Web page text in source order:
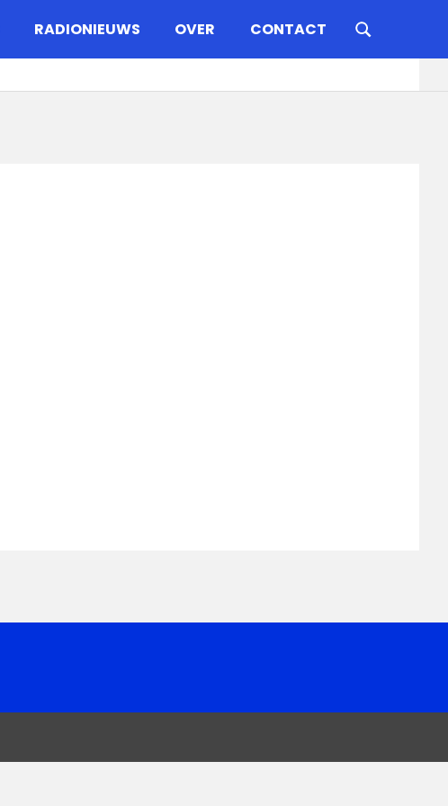
RADIONIEUWS OVER CONTACT